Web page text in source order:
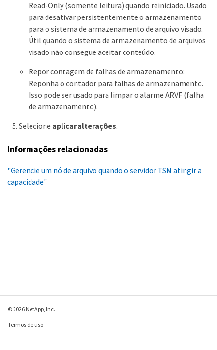
Read-Only (somente leitura) quando reiniciado. Usado
para desativar persistentemente o armazenamento
para o sistema de armazenamento de arquivo visado.
Útil quando o sistema de armazenamento de arquivos
visado não consegue aceitar conteúdo.
Repor contagem de falhas de armazenamento:
Reponha o contador para falhas de armazenamento.
Isso pode ser usado para limpar o alarme ARVF (falha
de armazenamento).
Selecione aplicar alterações.
Informações relacionadas
"Gerencie um nó de arquivo quando o servidor TSM atingir a
capacidade"
© 2026 NetApp, Inc.
Termos de uso